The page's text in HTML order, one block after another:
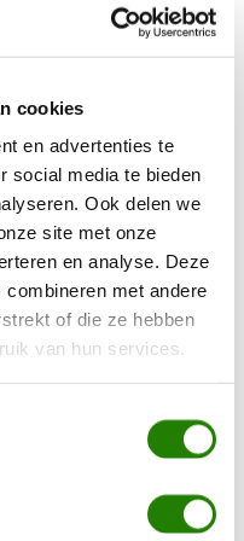
cookies
en advertenties te
social media te bieden
Ook delen we
site met onze
en analyse. Deze
met andere
of die ze hebben
van hun services.
thuis
€60,00
fondue